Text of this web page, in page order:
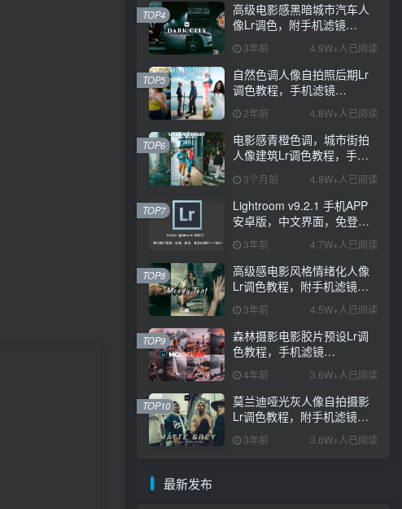
高级电影感黑暗城市汽车人
像Lr调色，附手机滤镜
PS+Lightroom预设下载！
3年前 4.9W+人已阅读
TOP4
自然色调人像自拍照后期Lr
调色教程，手机滤镜
PS+Lightroom预设下载！
2年前 4.8W+人已阅读
TOP5
电影感青橙色调，城市街拍
人像建筑Lr调色教程，手机
滤镜PS+Lightroom预设下
载！3个月前 4.8W+人已阅读
TOP6
Lightroom v9.2.1 手机APP
安卓版，中文界面，免登录
直接激活破解版！
3年前 4.7W+人已阅读
TOP7
高级感电影风格情绪化人像
Lr调色教程，附手机滤镜
PS+Lightroom预设下载！
3年前 4.5W+人已阅读
TOP8
森林摄影电影胶片预设Lr调
色教程，手机滤镜
Lightroom+Ps预设下载！
4年前 3.6W+人已阅读
TOP9
莫兰迪哑光灰人像自拍摄影
Lr调色教程，附手机滤镜
PS+Lightroom预设下载！
3年前 3.6W+人已阅读
TOP10
最新发布